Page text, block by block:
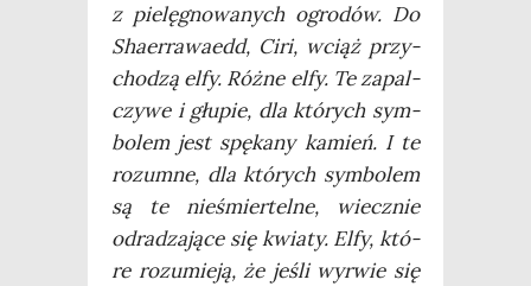
z pie­lę­gno­wa­nych ogro­dów. Do
Sha­er­ra­wa­edd, Ciri, wciąż przy­
cho­dzą elfy. Róż­ne elfy. Te zapal­
czy­we i głu­pie, dla któ­rych sym­
bo­lem jest spę­ka­ny kamień. I te
rozum­ne, dla któ­rych sym­bo­lem
są te nie­śmier­tel­ne, wiecz­nie
odra­dza­ją­ce się kwia­ty. Elfy, któ­
re rozu­mie­ją, że jeśli wyrwie się